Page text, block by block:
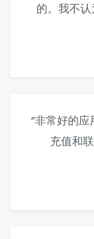
的。我不
“非常好的
充值和